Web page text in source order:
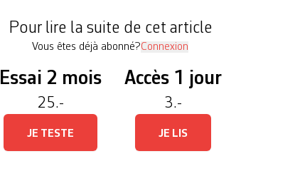
Pour lire la suite de cet article
Vous êtes déjà abonné?Connexion
Essai 2 mois
25.-
JE TESTE
Accès 1 jour
3.-
JE LIS